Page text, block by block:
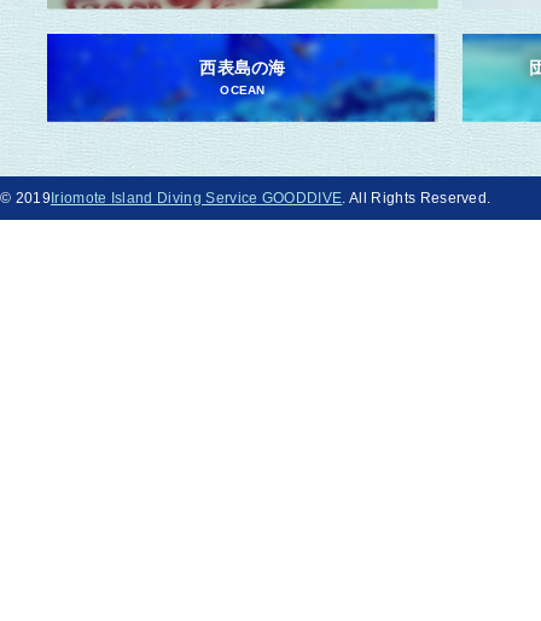
西表島の海
OCEAN
© 2019Iriomote Island Diving Service GOODDIVE . All Rights Reserved.